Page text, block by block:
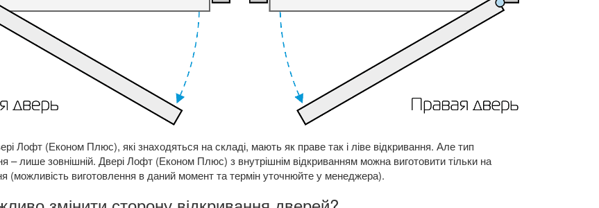
Лофт (Економ Плюс), які знаходяться на складі, мають як праве так і ліве відкривання. Але тип
– лише зовнішній. Двері Лофт (Економ Плюс) з внутрішнім відкриванням можна виготовити тільки на
(можливість виготовлення в даний момент та термін уточнюйте у менеджера).